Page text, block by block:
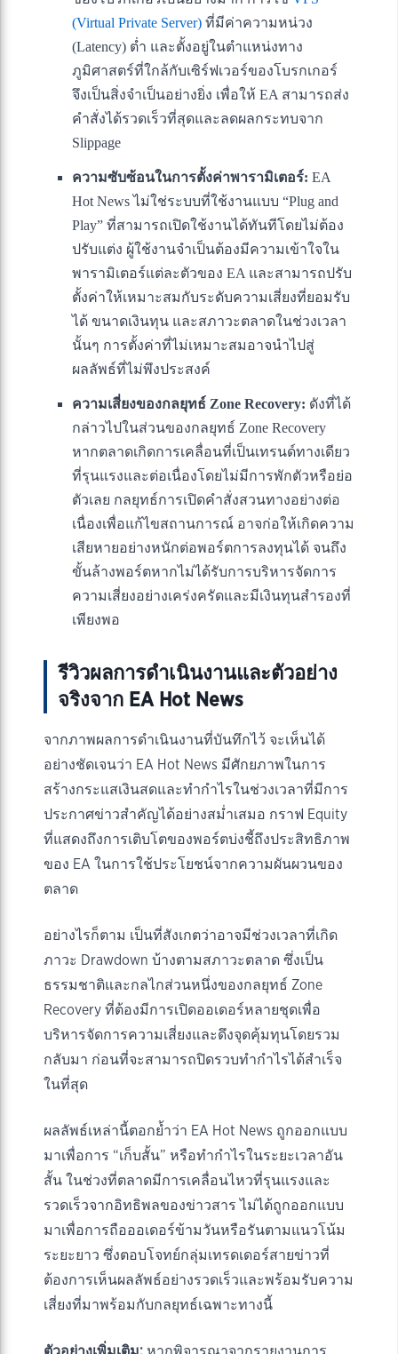
(Virtual Private Server) ที่มีค่าความหน่วง
(Latency) ต่ำ และตั้งอยู่ในตำแหน่งทาง
ภูมิศาสตร์ที่ใกล้กับเซิร์ฟเวอร์ของโบรกเกอร์
จึงเป็นสิ่งจำเป็นอย่างยิ่ง เพื่อให้ EA สามารถส่ง
คำสั่งได้รวดเร็วที่สุดและลดผลกระทบจาก
Slippage
ความซับซ้อนในการตั้งค่าพารามิเตอร์: EA
Hot News ไม่ใช่ระบบที่ใช้งานแบบ “Plug and
Play” ที่สามารถเปิดใช้งานได้ทันทีโดยไม่ต้อง
ปรับแต่ง ผู้ใช้งานจำเป็นต้องมีความเข้าใจใน
พารามิเตอร์แต่ละตัวของ EA และสามารถปรับ
ตั้งค่าให้เหมาะสมกับระดับความเสี่ยงที่ยอมรับ
ได้ ขนาดเงินทุน และสภาวะตลาดในช่วงเวลา
นั้นๆ การตั้งค่าที่ไม่เหมาะสมอาจนำไปสู่
ผลลัพธ์ที่ไม่พึงประสงค์
ความเสี่ยงของกลยุทธ์ Zone Recovery: ดังที่ได้
กล่าวไปในส่วนของกลยุทธ์ Zone Recovery
หากตลาดเกิดการเคลื่อนที่เป็นเทรนด์ทางเดียว
ที่รุนแรงและต่อเนื่องโดยไม่มีการพักตัวหรือย่อ
ตัวเลย กลยุทธ์การเปิดคำสั่งสวนทางอย่างต่อ
เนื่องเพื่อแก้ไขสถานการณ์ อาจก่อให้เกิดความ
เสียหายอย่างหนักต่อพอร์ตการลงทุนได้ จนถึง
ขั้นล้างพอร์ตหากไม่ได้รับการบริหารจัดการ
ความเสี่ยงอย่างเคร่งครัดและมีเงินทุนสำรองที่
เพียงพอ
รีวิวผลการดำเนินงานและตัวอย่าง
จริงจาก EA Hot News
จากภาพผลการดำเนินงานที่บันทึกไว้ จะเห็นได้
อย่างชัดเจนว่า EA Hot News มีศักยภาพในการ
สร้างกระแสเงินสดและทำกำไรในช่วงเวลาที่มีการ
ประกาศข่าวสำคัญได้อย่างสม่ำเสมอ กราฟ Equity
ที่แสดงถึงการเติบโตของพอร์ตบ่งชี้ถึงประสิทธิภาพ
ของ EA ในการใช้ประโยชน์จากความผันผวนของ
ตลาด
อย่างไรก็ตาม เป็นที่สังเกตว่าอาจมีช่วงเวลาที่เกิด
ภาวะ Drawdown บ้างตามสภาวะตลาด ซึ่งเป็น
ธรรมชาติและกลไกส่วนหนึ่งของกลยุทธ์ Zone
Recovery ที่ต้องมีการเปิดออเดอร์หลายชุดเพื่อ
บริหารจัดการความเสี่ยงและดึงจุดคุ้มทุนโดยรวม
กลับมา ก่อนที่จะสามารถปิดรวบทำกำไรได้สำเร็จ
ในที่สุด
ผลลัพธ์เหล่านี้ตอกย้ำว่า EA Hot News ถูกออกแบบ
มาเพื่อการ “เก็บสั้น” หรือทำกำไรในระยะเวลาอัน
สั้น ในช่วงที่ตลาดมีการเคลื่อนไหวที่รุนแรงและ
รวดเร็วจากอิทธิพลของข่าวสาร ไม่ได้ถูกออกแบบ
มาเพื่อการถือออเดอร์ข้ามวันหรือรันตามแนวโน้ม
ระยะยาว ซึ่งตอบโจทย์กลุ่มเทรดเดอร์สายข่าวที่
ต้องการเห็นผลลัพธ์อย่างรวดเร็วและพร้อมรับความ
เสี่ยงที่มาพร้อมกับกลยุทธ์เฉพาะทางนี้
ตัวอย่างเพิ่มเติม: หากพิจารณาจากรายงานการ